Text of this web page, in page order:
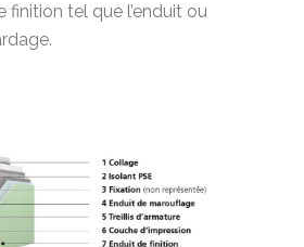
finition tel que l’enduit ou